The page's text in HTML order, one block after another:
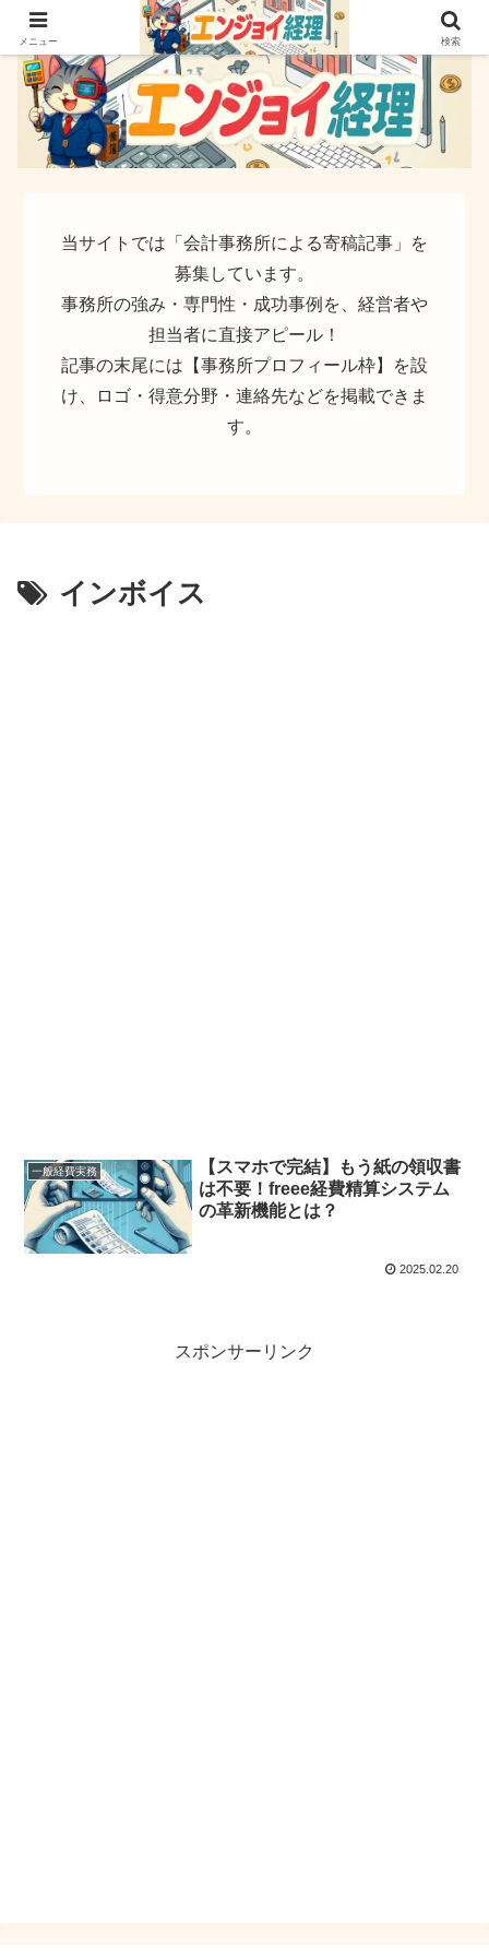
簿記でなく実務ができるサイト
当サイトでは「会計事務所による寄稿記事」を
募集しています。
事務所の強み・専門性・成功事例を、経営者や
担当者に直接アピール！
記事の末尾には【事務所プロフィール枠】を設
け、ロゴ・得意分野・連絡先などを掲載できま
す。
インボイス
一般経費実務
【スマホで完結】もう紙の領収書
は不要！freee経費精算システム
の革新機能とは？
2025.02.20
スポンサーリンク
メニュー 検索